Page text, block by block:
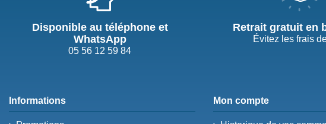
Disponible au téléphone et
WhatsApp
05 56 12 59 84
Retrait gratuit en
Évitez les frais
Informations Mon compte